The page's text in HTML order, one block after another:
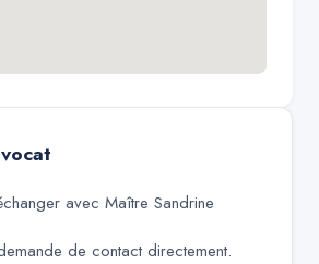
avec Maître Sandrine
de contact directement.